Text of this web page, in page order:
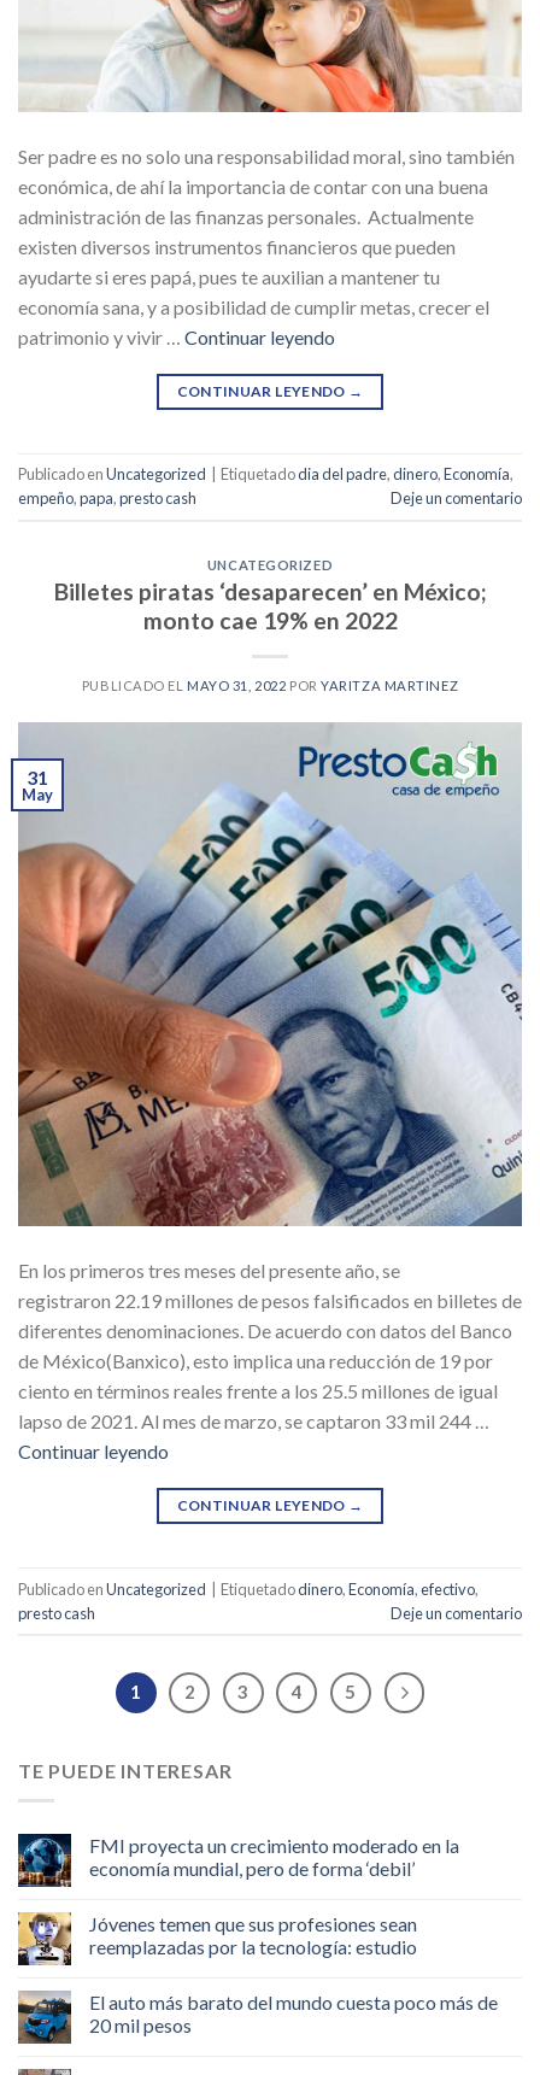
Ser padre es no solo una responsabilidad moral, sino también
económica, de ahí la importancia de contar con una buena
administración de las finanzas personales. Actualmente
existen diversos instrumentos financieros que pueden
ayudarte si eres papá, pues te auxilian a mantener tu
economía sana, y a posibilidad de cumplir metas, crecer el
patrimonio y vivir … Continuar leyendo
CONTINUAR LEYENDO →
Publicado enUncategorized Etiquetadodia del padre,dinero,Economía,
empeño,papa,presto cash Deje un comentario
UNCATEGORIZED
Billetes piratas ‘desaparecen’ en México;
monto cae 19% en 2022
PUBLICADO EL MAYO 31, 2022 PORYARITZA MARTINEZ
31
May
En los primeros tres meses del presente año, se
registraron 22.19 millones de pesos falsificados en billetes de
diferentes denominaciones. De acuerdo con datos del Banco
de México(Banxico), esto implica una reducción de 19 por
ciento en términos reales frente a los 25.5 millones de igual
lapso de 2021. Al mes de marzo, se captaron 33 mil 244 …
Continuar leyendo
CONTINUAR LEYENDO →
Publicado enUncategorized Etiquetadodinero,Economía,efectivo,
presto cash
Deje un comentario
1 2 3 4 5
TE PUEDE INTERESAR
FMI proyecta un crecimiento moderado en la
economía mundial, pero de forma ‘debil’
Jóvenes temen que sus profesiones sean
reemplazadas por la tecnología: estudio
El auto más barato del mundo cuesta poco más de
20 mil pesos